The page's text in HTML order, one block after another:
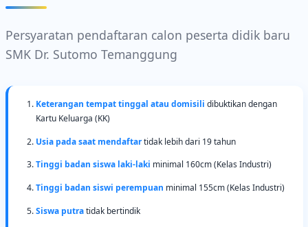
Persyaratan pendaftaran calon peserta didik baru
SMK Dr. Sutomo Temanggung
Keterangan tempat tinggal atau domisili dibuktikan dengan
Kartu Keluarga (KK)
Usia pada saat mendaftartidak lebih dari 19 tahun
Tinggi badan siswa laki-laki minimal 160cm (Kelas Industri)
Tinggi badan siswi perempuan minimal 155cm (Kelas Industri)
Siswa putratidak bertindik